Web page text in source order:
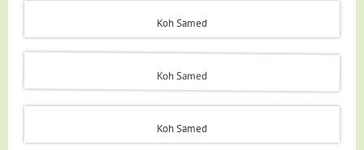
Koh Samed
Koh Samed
Koh Samed